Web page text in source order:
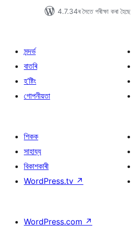
4.7.34ৰ সৈতে পৰীক্ষা কৰা হৈছে
সন্দৰ্ভ
বাতৰি
হ’ষ্টিং
গোপনীয়তা
শিকক
সাহায্য
বিকাশকাৰী
WordPress.tv ↗
WordPress.com ↗